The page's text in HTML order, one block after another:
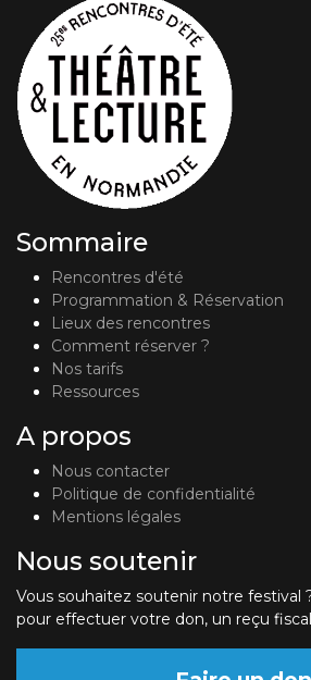
Sommaire
Rencontres d'été
Programmation & Réservation
Lieux des rencontres
Comment réserver ?
Nos tarifs
Ressources
A propos
Nous contacter
Politique de confidentialité
Mentions légales
Nous soutenir
Vous souhaitez soutenir notre festival
pour effectuer votre don, un reçu